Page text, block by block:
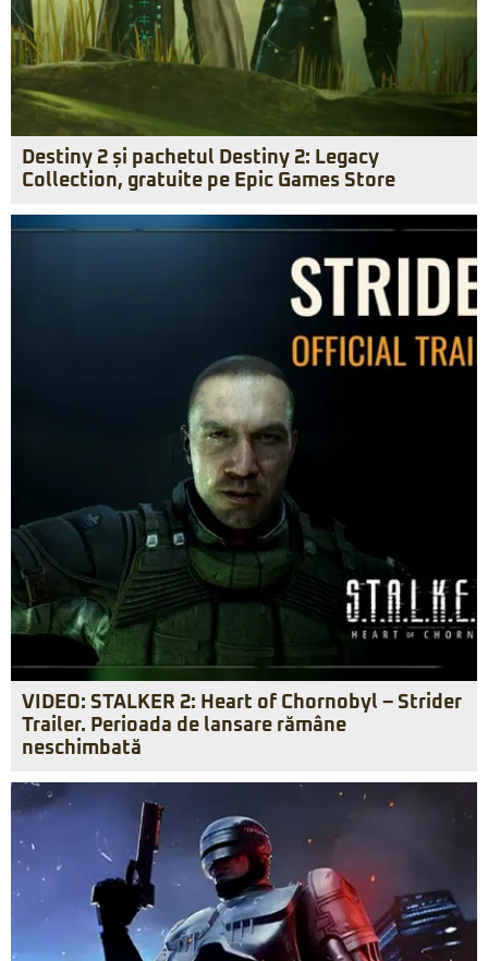
Destiny 2 și pachetul Destiny 2: Legacy
Collection, gratuite pe Epic Games Store
VIDEO: STALKER 2: Heart of Chornobyl – Strider
Trailer. Perioada de lansare rămâne
neschimbată